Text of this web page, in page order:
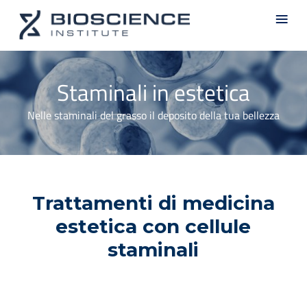
main
content
Staminali in estetica
Nelle staminali del grasso il deposito della tua bellezza
Trattamenti di medicina
estetica con cellule
staminali